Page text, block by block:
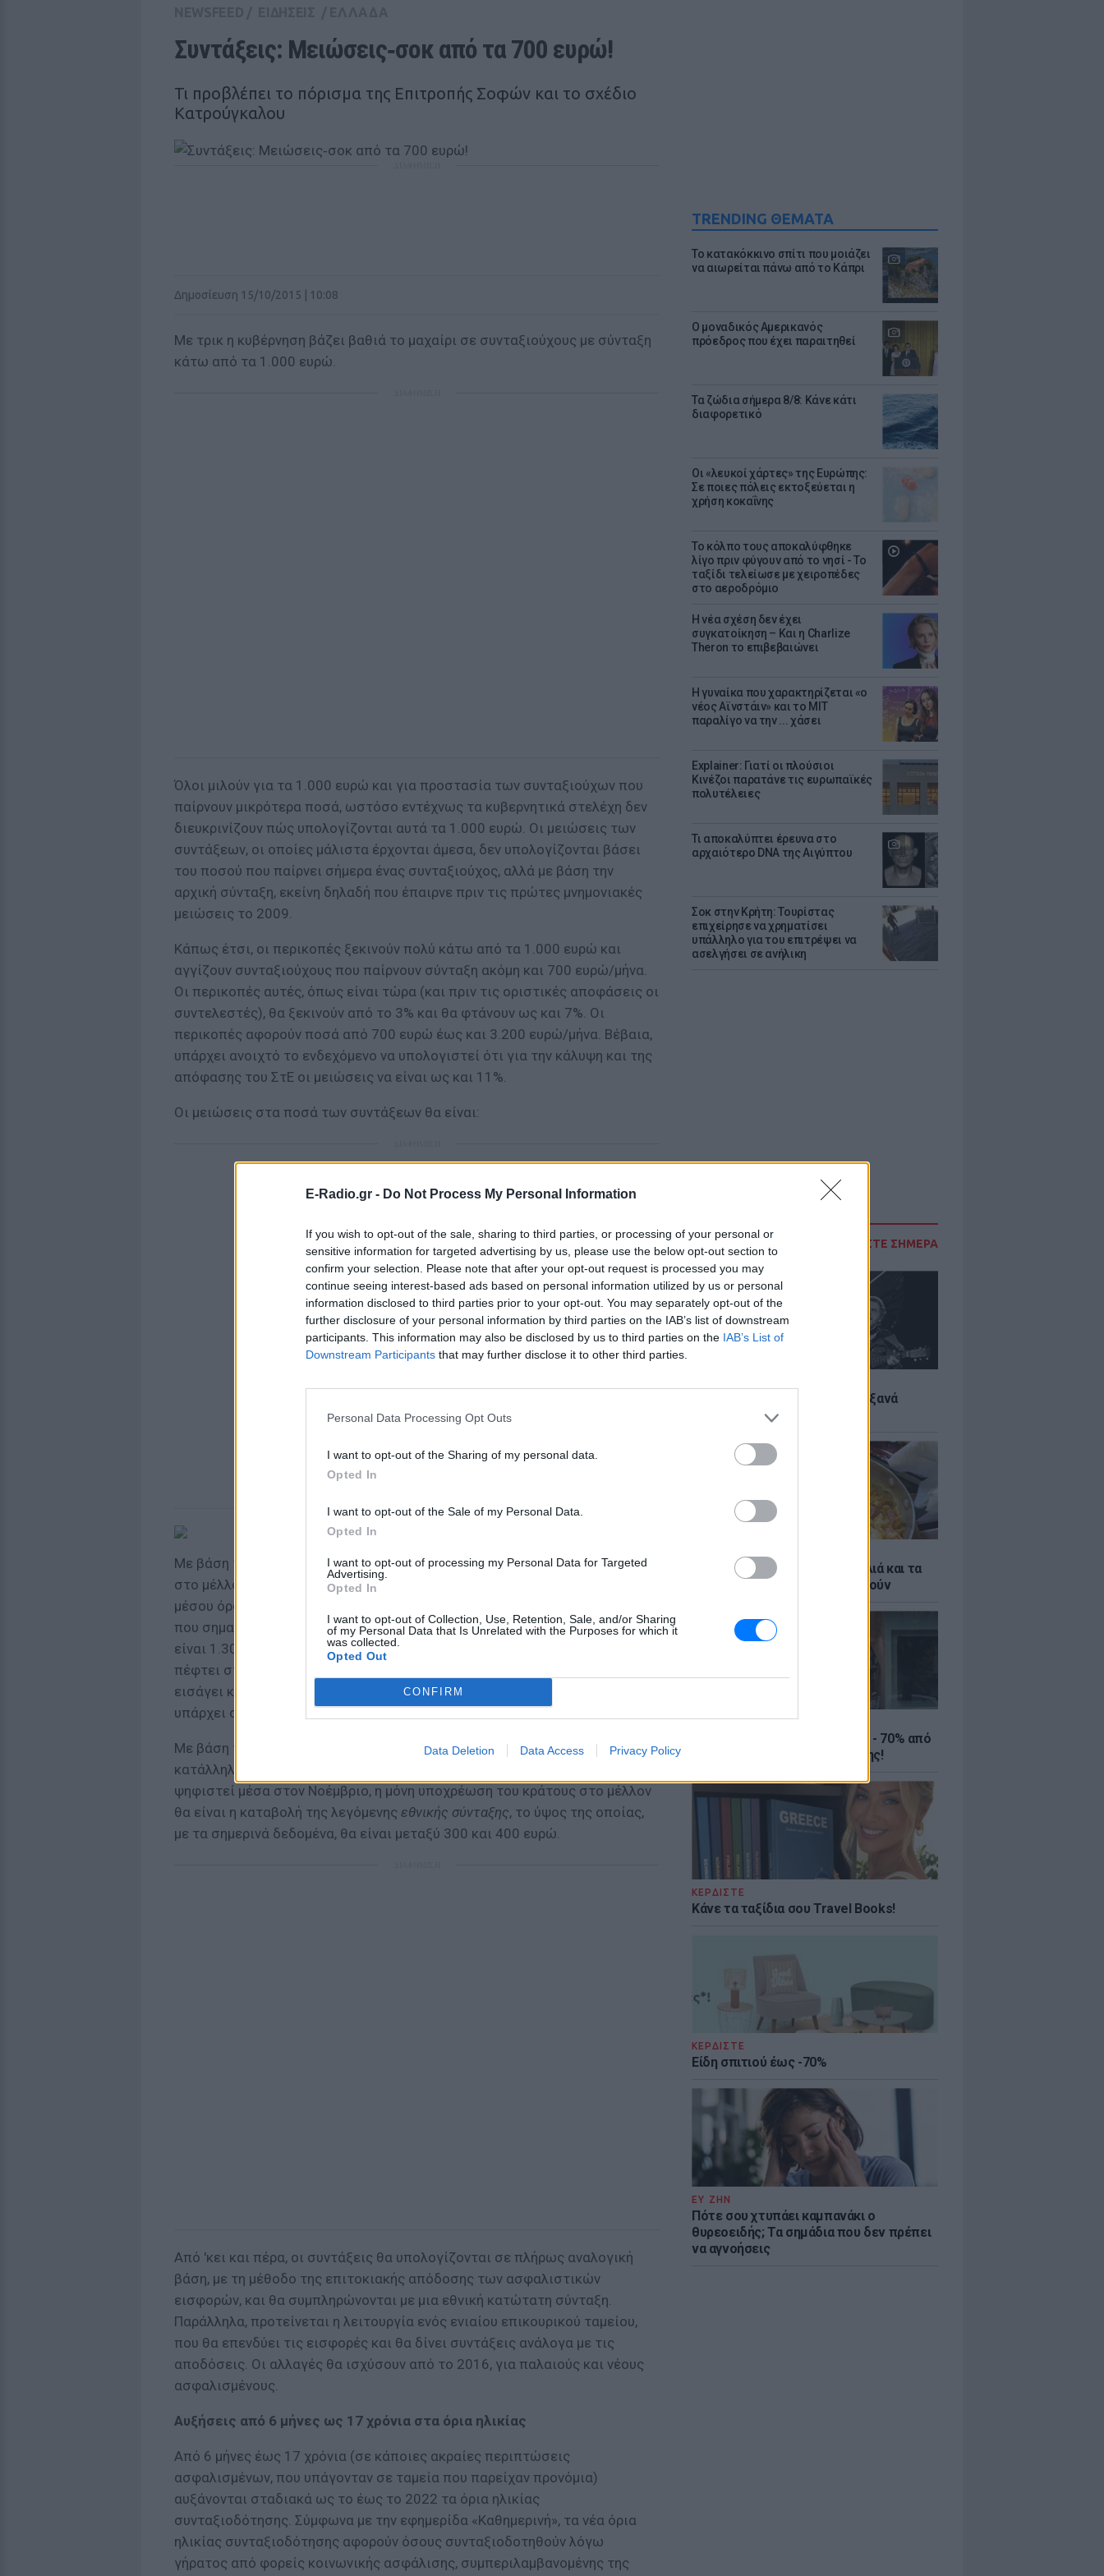
E-Radio.gr - Do Not Process My Personal Information
If you wish to opt-out of the sale, sharing to third parties, or processing of your personal or
sensitive information for targeted advertising by us, please use the below opt-out section to
confirm your selection. Please note that after your opt-out request is processed you may
continue seeing interest-based ads based on personal information utilized by us or personal
information disclosed to third parties prior to your opt-out. You may separately opt-out of the
further disclosure of your personal information by third parties on the IAB’s list of downstream
participants. This information may also be disclosed by us to third parties on the IAB’s List of
Downstream Participants that may further disclose it to other third parties.
Personal Data Processing Opt Outs
I want to opt-out of the Sharing of my personal data.
Opted In
I want to opt-out of the Sale of my Personal Data.
Opted In
I want to opt-out of processing my Personal Data for Targeted
Advertising.
Opted In
I want to opt-out of Collection, Use, Retention, Sale, and/or Sharing
of my Personal Data that Is Unrelated with the Purposes for which it
was collected.
Opted Out
CONFIRM
Data Deletion Data Access Privacy Policy
TRENDING ΘΕΜΑΤΑ
Το κατακόκκινο σπίτι που μοιάζει
να αιωρείται πάνω από το Κάπρι
Ο μοναδικός Αμερικανός
πρόεδρος που έχει παραιτηθεί
Τα ζώδια σήμερα 8/8: Κάνε κάτι
διαφορετικό
Οι «λευκοί χάρτες» της Ευρώπης:
Σε ποιες πόλεις εκτοξεύεται η
χρήση κοκαΐνης
Το κόλπο τους αποκαλύφθηκε
λίγο πριν φύγουν από το νησί - Το
ταξίδι τελείωσε με χειροπέδες
στο αεροδρόμιο
Η νέα σχέση δεν έχει
συγκατοίκηση – Και η Charlize
Theron το επιβεβαιώνει
Η γυναίκα που χαρακτηρίζεται «ο
νέος Αϊνστάιν» και το MIT
παραλίγο να την ... χάσει
Explainer: Γιατί οι πλούσιοι
Κινέζοι παρατάνε τις ευρωπαϊκές
πολυτέλειες
Τι αποκαλύπτει έρευνα στο
αρχαιότερο DNA της Αιγύπτου
Σοκ στην Κρήτη: Τουρίστας
επιχείρησε να χρηματίσει
υπάλληλο για του επιτρέψει να
ασελγήσει σε ανήλικη
ΔΙΑΒΑΣΤΕ ΣΗΜΕΡΑ
5 one-hit wonders που έγιναν ξανά
διάσημοι από… ατύχημα
Ελληνικό γιαούρτι: Μία κουταλιά και τα
scrambled eggs θα απογειωθούν
ΚΕΡΔΙΣΤΕ
Καλοκαιρινές εκπτώσεις έως - 70% από
τα μεγαλύτερα eshops ένδυσης!
ΚΕΡΔΙΣΤΕ
Κάνε τα ταξίδια σου Travel Books!
ΚΕΡΔΙΣΤΕ
Είδη σπιτιού έως -70%
ΕΥ ΖΗΝ
Πότε σου χτυπάει καμπανάκι ο
θυρεοειδής; Τα σημάδια που δεν πρέπει
να αγνοήσεις
Συντάξεις: Μειώσεις‑σοκ από τα 700 ευρώ!
Τι προβλέπει το πόρισμα της Επιτροπής Σοφών και το σχέδιο
Κατρούγκαλου
Δημοσίευση 15/10/2015 | 10:08
Με τρικ η κυβέρνηση βάζει βαθιά το μαχαίρι σε συνταξιούχους με σύνταξη
κάτω από τα 1.000 ευρώ.
Όλοι μιλούν για τα 1.000 ευρώ και για προστασία των συνταξιούχων που
παίρνουν μικρότερα ποσά, ωστόσο εντέχνως τα κυβερνητικά στελέχη δεν
διευκρινίζουν πώς υπολογίζονται αυτά τα 1.000 ευρώ. Οι μειώσεις των
συντάξεων, οι οποίες μάλιστα έρχονται άμεσα, δεν υπολογίζονται βάσει
του ποσού που παίρνει σήμερα ένας συνταξιούχος, αλλά με βάση την
αρχική σύνταξη, εκείνη δηλαδή που έπαιρνε πριν τις πρώτες μνημονιακές
μειώσεις το 2009.
Κάπως έτσι, οι περικοπές ξεκινούν πολύ κάτω από τα 1.000 ευρώ και
αγγίζουν συνταξιούχους που παίρνουν σύνταξη ακόμη και 700 ευρώ/μήνα.
Οι περικοπές αυτές, όπως είναι τώρα (και πριν τις οριστικές αποφάσεις οι
συντελεστές), θα ξεκινούν από το 3% και θα φτάνουν ως και 7%. Οι
περικοπές αφορούν ποσά από 700 ευρώ έως και 3.200 ευρώ/μήνα. Βέβαια,
υπάρχει ανοιχτό το ενδεχόμενο να υπολογιστεί ότι για την κάλυψη και της
απόφασης του ΣτΕ οι μειώσεις να είναι ως και 11%.
Οι μειώσεις στα ποσά των συντάξεων θα είναι:
Mε βάση τους σχεδιασμούς και τα συμπεράσματα της επιτροπής σοφών,
στο μέλλον η αναλογική και η εθνική σύνταξη δεν θα υπερβαίνει το 55% του
μέσου όρου των αποδοχών όλου του εργασιακού βίου των ασφαλισμένων,
που σημαίνει ότι αν ο μέσος μισθός του εργασιακού βίου για έναν 60άρη
είναι 1.300 ευρώ, η σύνταξή του δεν θα ξεπεράσει τα 715 ευρώ. Μάλιστα,
πέφτει στο τραπέζι και το μοντέλο της Νέας Ζηλανδίας. Το μοντέλο αυτό
εισάγει και περιουσιακά κριτήρια, καθώς η σύνταξη θα αυξομειώνεται αν
υπάρχει σύζυγος ή ιδιόκτητο σπίτι ή άλλα περιουσιακά στοιχεία.
Με βάση το πόρισμα της επιτροπής σοφών, το οποίο θα διαμορφωθεί
κατάλληλα και θα ενταχθεί στο νέο ασφαλιστικό νομοσχέδιο, που θα
ψηφιστεί μέσα στον Νοέμβριο, η μόνη υποχρέωση του κράτους στο μέλλον
θα είναι η καταβολή της λεγόμενης εθνικής σύνταξης, το ύψος της οποίας,
με τα σημερινά δεδομένα, θα είναι μεταξύ 300 και 400 ευρώ.
Από 'κει και πέρα, οι συντάξεις θα υπολογίζονται σε πλήρως αναλογική
βάση, με τη μέθοδο της επιτοκιακής απόδοσης των ασφαλιστικών
εισφορών, και θα συμπληρώνονται με μια εθνική κατώτατη σύνταξη.
Παράλληλα, προτείνεται η λειτουργία ενός ενιαίου επικουρικού ταμείου,
που θα επενδύει τις εισφορές και θα δίνει συντάξεις ανάλογα με τις
αποδόσεις. Οι αλλαγές θα ισχύσουν από το 2016, για παλαιούς και νέους
ασφαλισμένους.
Αυξήσεις από 6 μήνες ως 17 χρόνια στα όρια ηλικίας
Από 6 μήνες έως 17 χρόνια (σε κάποιες ακραίες περιπτώσεις
ασφαλισμένων, που υπάγονταν σε ταμεία που παρείχαν προνόμια)
αυξάνονται σταδιακά ως το έως το 2022 τα όρια ηλικίας
συνταξιοδότησης. Σύμφωνα με την εφημερίδα «Καθημερινή», τα νέα όρια
ηλικίας συνταξιοδότησης αφορούν όσους συνταξιοδοτηθούν λόγω
γήρατος από φορείς κοινωνικής ασφάλισης, συμπεριλαμβανομένης της